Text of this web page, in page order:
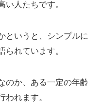
人たちです。
というと、シンプルに
られています。
のか、ある一定の年齢
われます。